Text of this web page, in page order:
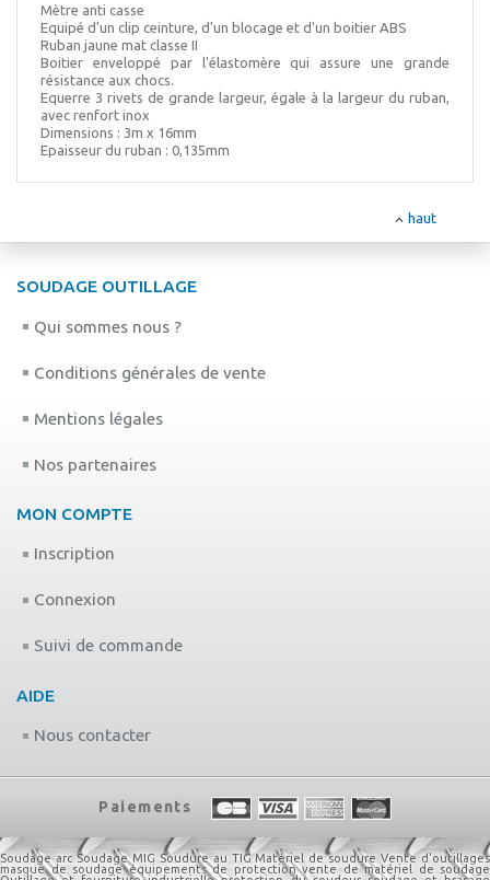
Mètre anti casse
Equipé d'un clip ceinture, d'un blocage et d'un boitier ABS
Ruban jaune mat classe II
Boitier enveloppé par l'élastomère qui assure une grande
résistance aux chocs.
Equerre 3 rivets de grande largeur, égale à la largeur du ruban,
avec renfort inox
Dimensions : 3m x 16mm
Epaisseur du ruban : 0,135mm
haut
SOUDAGE OUTILLAGE
Qui sommes nous ?
Conditions générales de vente
Mentions légales
Nos partenaires
MON COMPTE
Inscription
Connexion
Suivi de commande
AIDE
Nous contacter
Paiements
Soudage arc Soudage MIG Soudure au TIG Matériel de soudure Vente d'outillages
masque de soudage équipements de protectionvente de matériel de soudage